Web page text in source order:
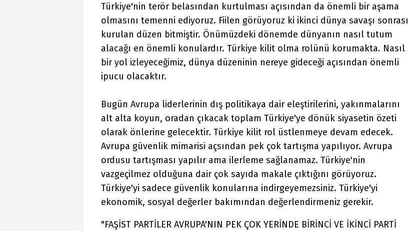
Türkiye'nin terör belasından kurtulması açısından da önemli bir aşama
olmasını temenni ediyoruz. Fiilen görüyoruz ki ikinci dünya savaşı sonrası
kurulan düzen bitmiştir. Önümüzdeki dönemde dünyanın nasıl tutum
alacağı en önemli konulardır. Türkiye kilit olma rolünü korumakta. Nasıl
bir yol izleyeceğimiz, dünya düzeninin nereye gideceği açısından önemli
ipucu olacaktır.
Bugün Avrupa liderlerinin dış politikaya dair eleştirilerini, yakınmalarını
alt alta koyun, oradan çıkacak toplam Türkiye'ye dönük siyasetin özeti
olarak önlerine gelecektir. Türkiye kilit rol üstlenmeye devam edecek.
Avrupa güvenlik mimarisi açsından pek çok tartışma yapılıyor. Avrupa
ordusu tartışması yapılır ama ilerleme sağlanamaz. Türkiye'nin
vazgeçilmez olduğuna dair çok sayıda makale çıktığını görüyoruz.
Türkiye'yi sadece güvenlik konularına indirgeyemezsiniz. Türkiye'yi
ekonomik, sosyal değerler bakımından değerlendirmeniz gerekir.
"FAŞİST PARTİLER AVRUPA'NIN PEK ÇOK YERİNDE BİRİNCİ VE İKİNCİ PARTİ